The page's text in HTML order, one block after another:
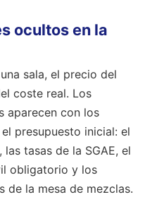
ocultos en la
sala, el precio del
coste real. Los
aparecen con los
presupuesto inicial: el
tasas de la SGAE, el
obligatorio y los
de la mesa de mezclas.